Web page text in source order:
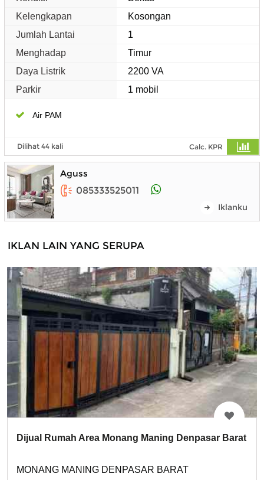
Kelengkapan
Kosongan
Jumlah Lantai
1
Menghadap
Timur
Daya Listrik
2200 VA
Parkir
1 mobil
Air PAM
Dilihat 44 kali Calc. KPR
Aguss
085333525011
Iklanku
IKLAN LAIN YANG SERUPA
Dijual Rumah Area Monang Maning Denpasar Barat
MONANG MANING DENPASAR BARAT